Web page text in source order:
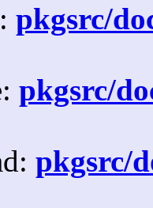
pkgsrc/
pkgsrc/
pkgsrc/